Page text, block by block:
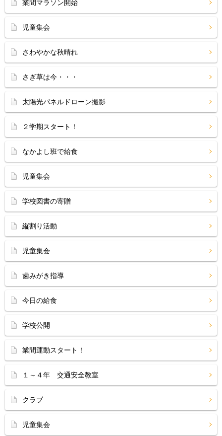
業間マラソン開始
児童集会
さわやかな秋晴れ
さぎ草は今・・・
太陽光パネルドローン撮影
２学期スタート！
なかよし班で給食
児童集会
学校図書の寄贈
縦割り活動
児童集会
歯みがき指導
今日の給食
学校公開
業間運動スタート！
１～４年 交通安全教室
クラブ
児童集会